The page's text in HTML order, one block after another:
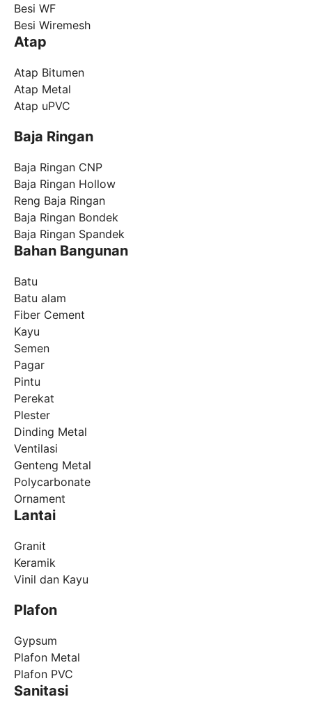
Besi WF
Besi Wiremesh
Atap
Atap Bitumen
Atap Metal
Atap uPVC
Baja Ringan
Baja Ringan CNP
Baja Ringan Hollow
Reng Baja Ringan
Baja Ringan Bondek
Baja Ringan Spandek
Bahan Bangunan
Batu
Batu alam
Fiber Cement
Kayu
Semen
Pagar
Pintu
Perekat
Plester
Dinding Metal
Ventilasi
Genteng Metal
Polycarbonate
Ornament
Lantai
Granit
Keramik
Vinil dan Kayu
Plafon
Gypsum
Plafon Metal
Plafon PVC
Sanitasi